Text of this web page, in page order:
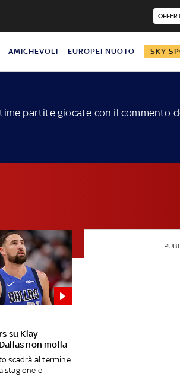
AMICHEVOLI EUROPEI NUOTO SKY
partite giocate con il commento
su Klay
non molla
scadrà al termine
stagione e